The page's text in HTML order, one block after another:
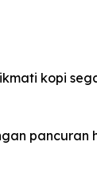
kopi
pancuran